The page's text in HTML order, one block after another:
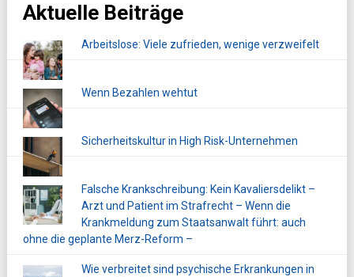
Aktuelle Beiträge
Arbeitslose: Viele zufrieden, wenige verzweifelt
Wenn Bezahlen wehtut
Sicherheitskultur in High Risk-Unternehmen
Falsche Krankschreibung: Kein Kavaliersdelikt –
Arzt und Patient im Strafrecht – Wenn die
Krankmeldung zum Staatsanwalt führt: auch
ohne die geplante Merz-Reform –
Wie verbreitet sind psychische Erkrankungen in